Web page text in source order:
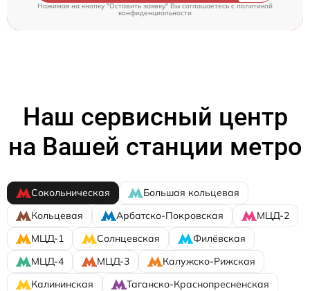
Нажимая на кнопку "Оставить заявку" Вы соглашаетесь cполитикой
конфиденциальности
Наш сервисный центр
на Вашей станции метро
Сокольническая
Большая кольцевая
Кольцевая
Арбатско-Покровская
МЦД-2
МЦД-1
Солнцевская
Филёвская
МЦД-4
МЦД-3
Калужско-Рижская
Калининская
Таганско-Краснопресненская